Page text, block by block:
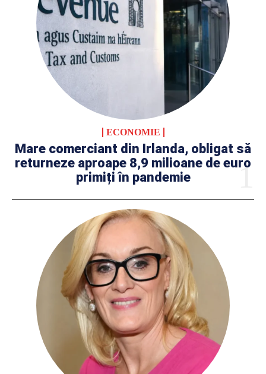
ECONOMIE
Mare comerciant din Irlanda, obligat să
returneze aproape 8,9 milioane de euro
primiți în pandemie